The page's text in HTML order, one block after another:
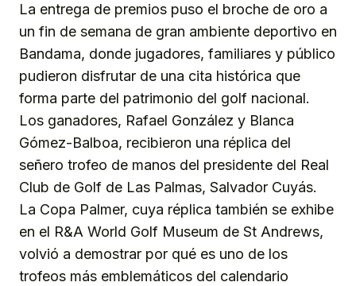
La entrega de premios puso el broche de oro a
un fin de semana de gran ambiente deportivo en
Bandama, donde jugadores, familiares y público
pudieron disfrutar de una cita histórica que
forma parte del patrimonio del golf nacional.
Los ganadores, Rafael González y Blanca
Gómez-Balboa, recibieron una réplica del
señero trofeo de manos del presidente del Real
Club de Golf de Las Palmas, Salvador Cuyás.
La Copa Palmer, cuya réplica también se exhibe
en el R&A World Golf Museum de St Andrews,
volvió a demostrar por qué es uno de los
trofeos más emblemáticos del calendario